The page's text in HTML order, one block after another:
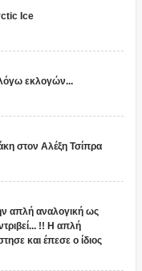
Ice
εκλογών...
στον Αλέξη Τσίπρα
απλή αναλογική ως
!! Η απλή
και έπεσε ο ίδιος